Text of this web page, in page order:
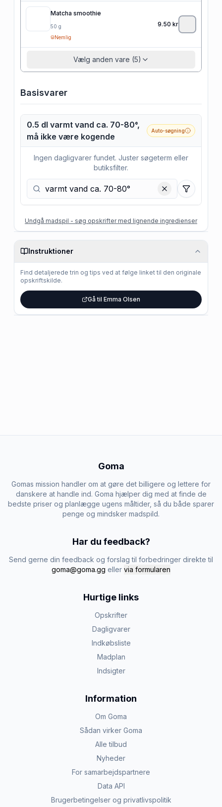
Matcha smoothie
50 g
Nemlig
9.50 kr
Vælg anden vare (5)
Basisvarer
0.5 dl varmt vand ca. 70-80°,
må ikke være kogende
Auto-søgning
Ingen dagligvarer fundet. Juster søgeterm eller
butiksfilter.
Filtre
Undgå madspil - søg opskrifter med lignende ingredienser
Instruktioner
Find detaljerede trin og tips ved at følge linket til den originale
opskriftskilde.
Gå til Emma Olsen
Goma
Gomas mission handler om at gøre det billigere og lettere for
danskere at handle ind. Goma hjælper dig med at finde de
bedste priser og planlægge ugens måltider, så du både sparer
penge og mindsker madspild.
Har du feedback?
Send gerne din feedback og forslag til forbedringer direkte til
goma@goma.gg eller via formularen
Hurtige links
Opskrifter
Dagligvarer
Indkøbsliste
Madplan
Indsigter
Information
Om Goma
Sådan virker Goma
Alle tilbud
Nyheder
For samarbejdspartnere
Data API
Brugerbetingelser og privatlivspolitik